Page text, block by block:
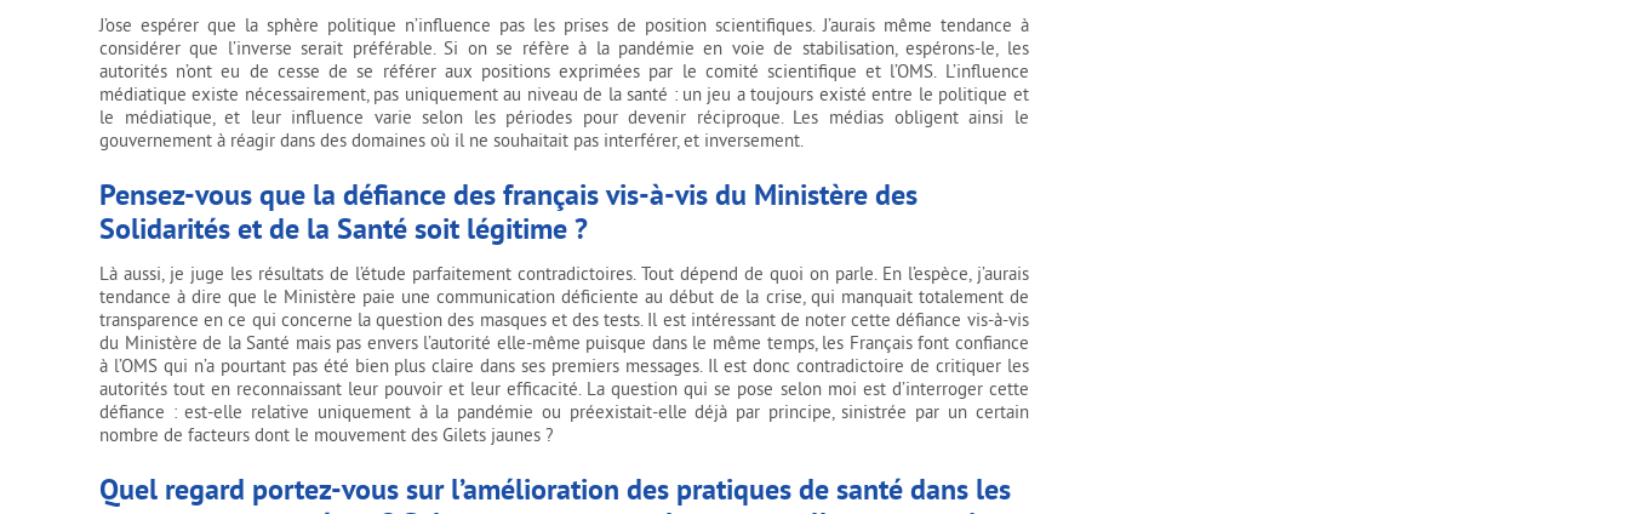
J’ose espérer que la sphère politique n’influence pas les prises de position scientifiques. J’aurais même tendance à
considérer que l’inverse serait préférable. Si on se réfère à la pandémie en voie de stabilisation, espérons-le, les
autorités n’ont eu de cesse de se référer aux positions exprimées par le comité scientifique et l’OMS. L’influence
médiatique existe nécessairement, pas uniquement au niveau de la santé : un jeu a toujours existé entre le politique et
le médiatique, et leur influence varie selon les périodes pour devenir réciproque. Les médias obligent ainsi le
gouvernement à réagir dans des domaines où il ne souhaitait pas interférer, et inversement.
Pensez-vous que la défiance des français vis-à-vis du Ministère des
Solidarités et de la Santé soit légitime ?
Là aussi, je juge les résultats de l’étude parfaitement contradictoires. Tout dépend de quoi on parle. En l’espèce, j’aurais
tendance à dire que le Ministère paie une communication déficiente au début de la crise, qui manquait totalement de
transparence en ce qui concerne la question des masques et des tests. Il est intéressant de noter cette défiance vis-à-vis
du Ministère de la Santé mais pas envers l’autorité elle-même puisque dans le même temps, les Français font confiance
à l’OMS qui n’a pourtant pas été bien plus claire dans ses premiers messages. Il est donc contradictoire de critiquer les
autorités tout en reconnaissant leur pouvoir et leur efficacité. La question qui se pose selon moi est d’interroger cette
défiance : est-elle relative uniquement à la pandémie ou préexistait-elle déjà par principe, sinistrée par un certain
nombre de facteurs dont le mouvement des Gilets jaunes ?
Quel regard portez-vous sur l’amélioration des pratiques de santé dans les